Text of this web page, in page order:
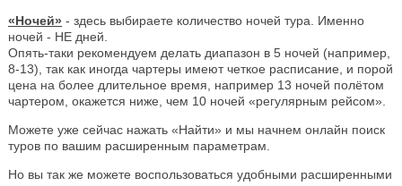
«Ночей» - здесь выбираете количество ночей тура. Именно
ночей - НЕ дней.
Опять-таки рекомендуем делать диапазон в 5 ночей (например,
8-13), так как иногда чартеры имеют четкое расписание, и порой
цена на более длительное время, например 13 ночей полётом
чартером, окажется ниже, чем 10 ночей «регулярным рейсом».
Можете уже сейчас нажать «Найти» и мы начнем онлайн поиск
туров по вашим расширенным параметрам.
Но вы так же можете воспользоваться удобными расширенными